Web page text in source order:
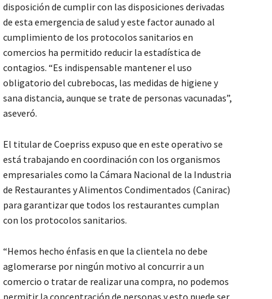
disposición de cumplir con las disposiciones derivadas
de esta emergencia de salud y este factor aunado al
cumplimiento de los protocolos sanitarios en
comercios ha permitido reducir la estadística de
contagios. “Es indispensable mantener el uso
obligatorio del cubrebocas, las medidas de higiene y
sana distancia, aunque se trate de personas vacunadas”,
aseveró.
El titular de Coepriss expuso que en este operativo se
está trabajando en coordinación con los organismos
empresariales como la Cámara Nacional de la Industria
de Restaurantes y Alimentos Condimentados (Canirac)
para garantizar que todos los restaurantes cumplan
con los protocolos sanitarios.
“Hemos hecho énfasis en que la clientela no debe
aglomerarse por ningún motivo al concurrir a un
comercio o tratar de realizar una compra, no podemos
permitir la concentración de personas y esto puede ser